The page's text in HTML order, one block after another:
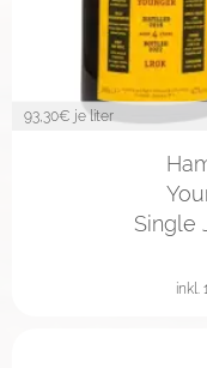
93,30€ je liter
Single
inkl.